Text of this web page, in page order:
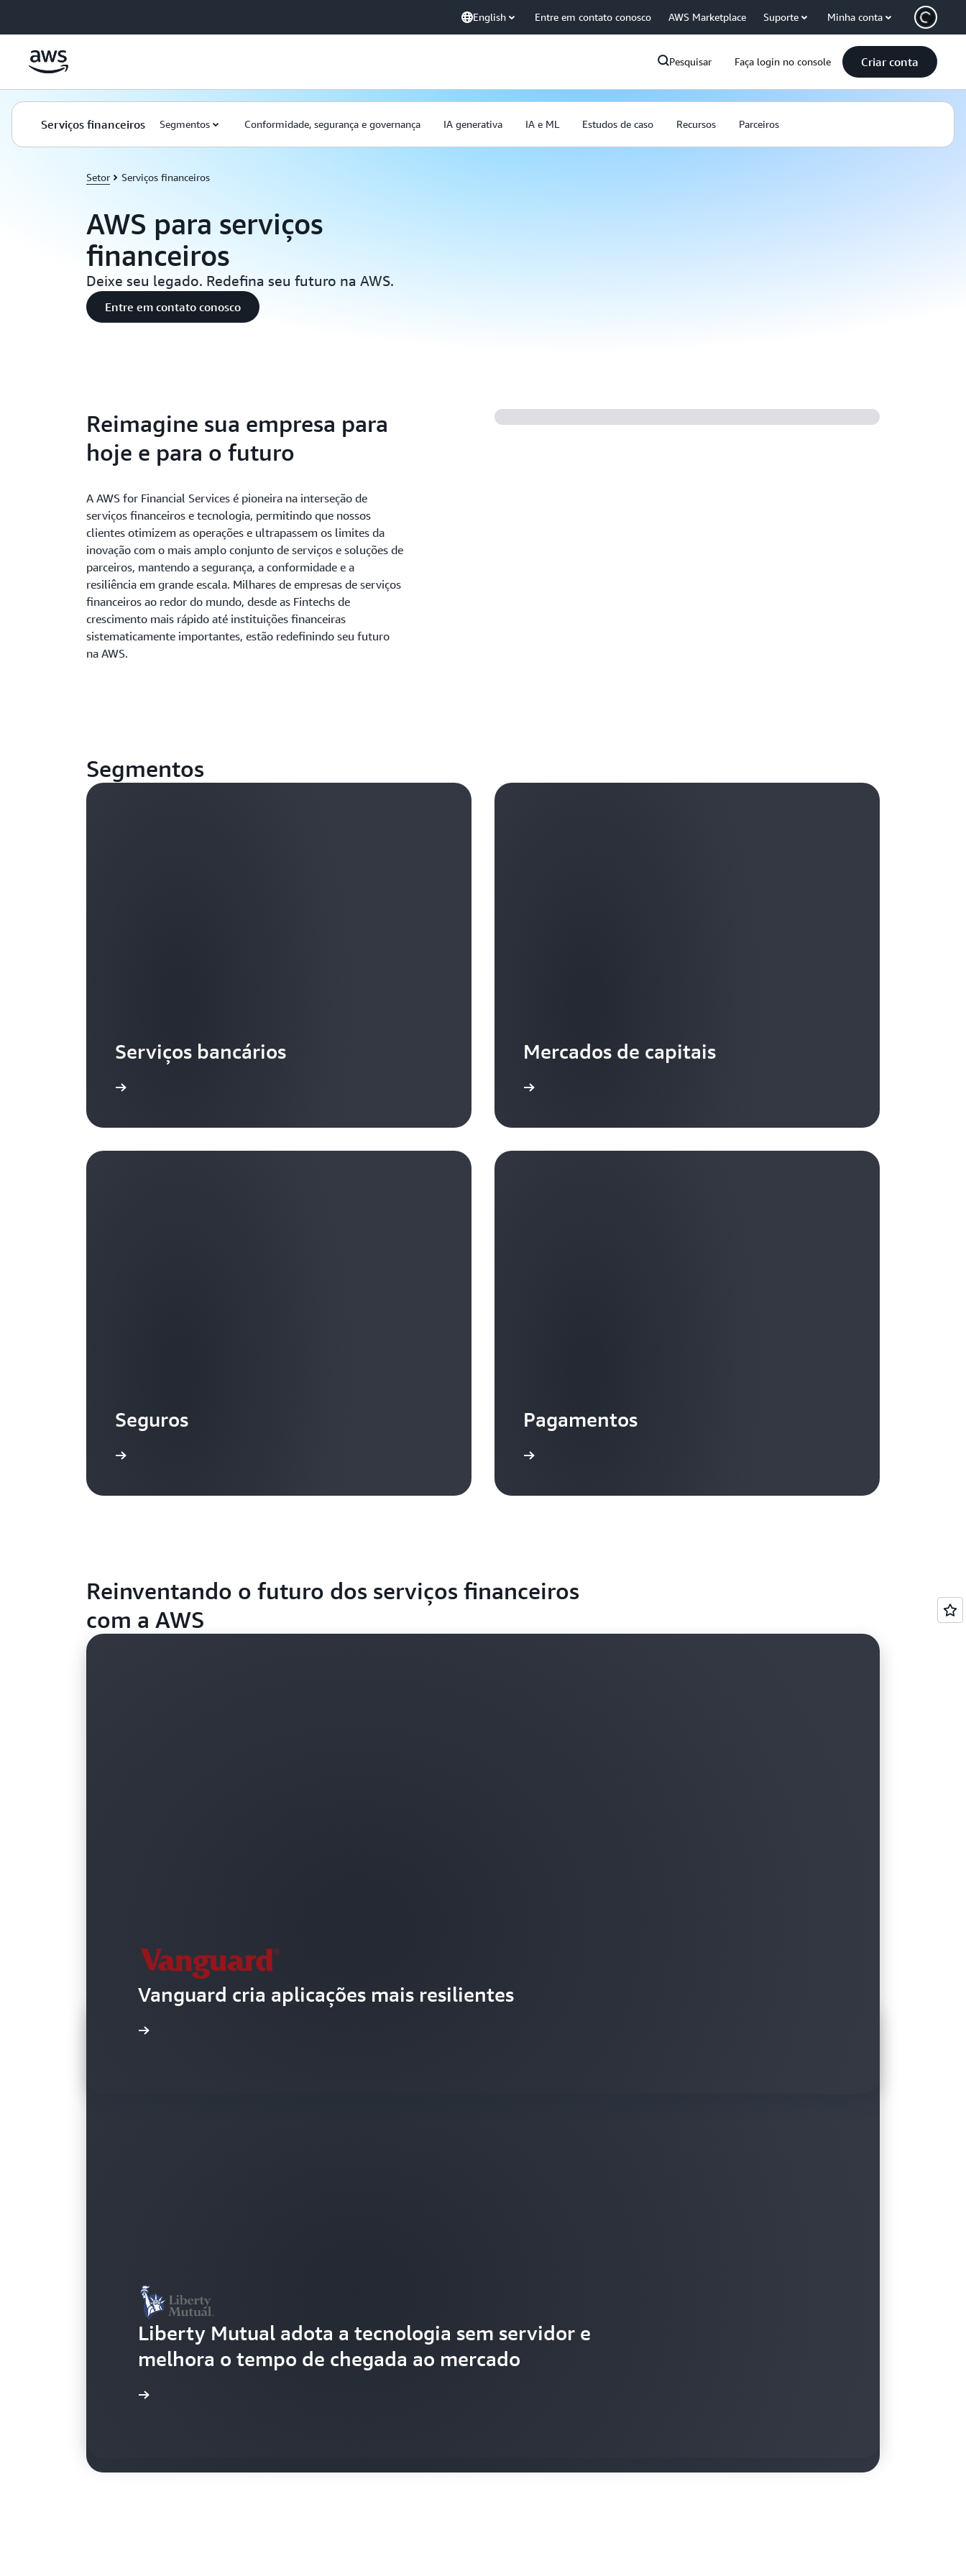
English Entre em contato conosco AWS Marketplace Suporte Minha conta
Pesquisar Faça login no console Criar conta
Serviços financeiros Segmentos Conformidade, segurança e governança IA generativa IA e ML Estudos de caso Recursos Parceiros
Setor Serviços financeiros
AWS para serviços
financeiros
Deixe seu legado. Redefina seu futuro na AWS.
Entre em contato conosco
Reimagine sua empresa para
hoje e para o futuro
A AWS for Financial Services é pioneira na interseção de
serviços financeiros e tecnologia, permitindo que nossos
clientes otimizem as operações e ultrapassem os limites da
inovação com o mais amplo conjunto de serviços e soluções de
parceiros, mantendo a segurança, a conformidade e a
resiliência em grande escala. Milhares de empresas de serviços
financeiros ao redor do mundo, desde as Fintechs de
crescimento mais rápido até instituições financeiras
sistematicamente importantes, estão redefinindo seu futuro
na AWS.
Segmentos
Serviços bancários Mercados de capitais
Seguros Pagamentos
Reinventando o futuro dos serviços financeiros
com a AWS
Vanguard cria aplicações mais resilientes
Liberty Mutual adota a tecnologia sem servidor e
melhora o tempo de chegada ao mercado
Mastercard detecta e previne fraudes